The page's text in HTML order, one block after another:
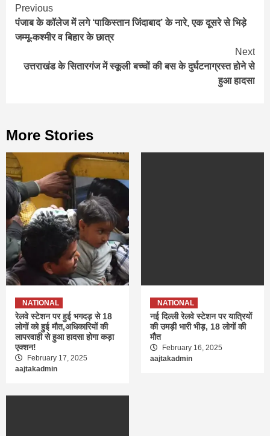
Continue
Reading
Previous
पंजाब के कॉलेज में लगे ‘पाकिस्तान जिंदाबाद’ के नारे, एक दूसरे से भिड़े
जम्मू-कश्मीर व बिहार के छात्र
Next
उत्तराखंड के सितारगंज में स्कूली बच्चों की बस के दुर्घटनाग्रस्त होने से
हुआ हादसा
More Stories
NATIONAL
रेलवे स्टेशन पर हुई भगदड़ से 18
लोगों को हुई मौत,अधिकारियों की
लापरवाही से हुआ हादसा होगा कड़ा
एक्शन!
February 17, 2025
aajtakadmin
NATIONAL
नई दिल्ली रेलवे स्टेशन पर यात्रियों
की उमड़ी भारी भीड़, 18 लोगों की
मौत
February 16, 2025
aajtakadmin